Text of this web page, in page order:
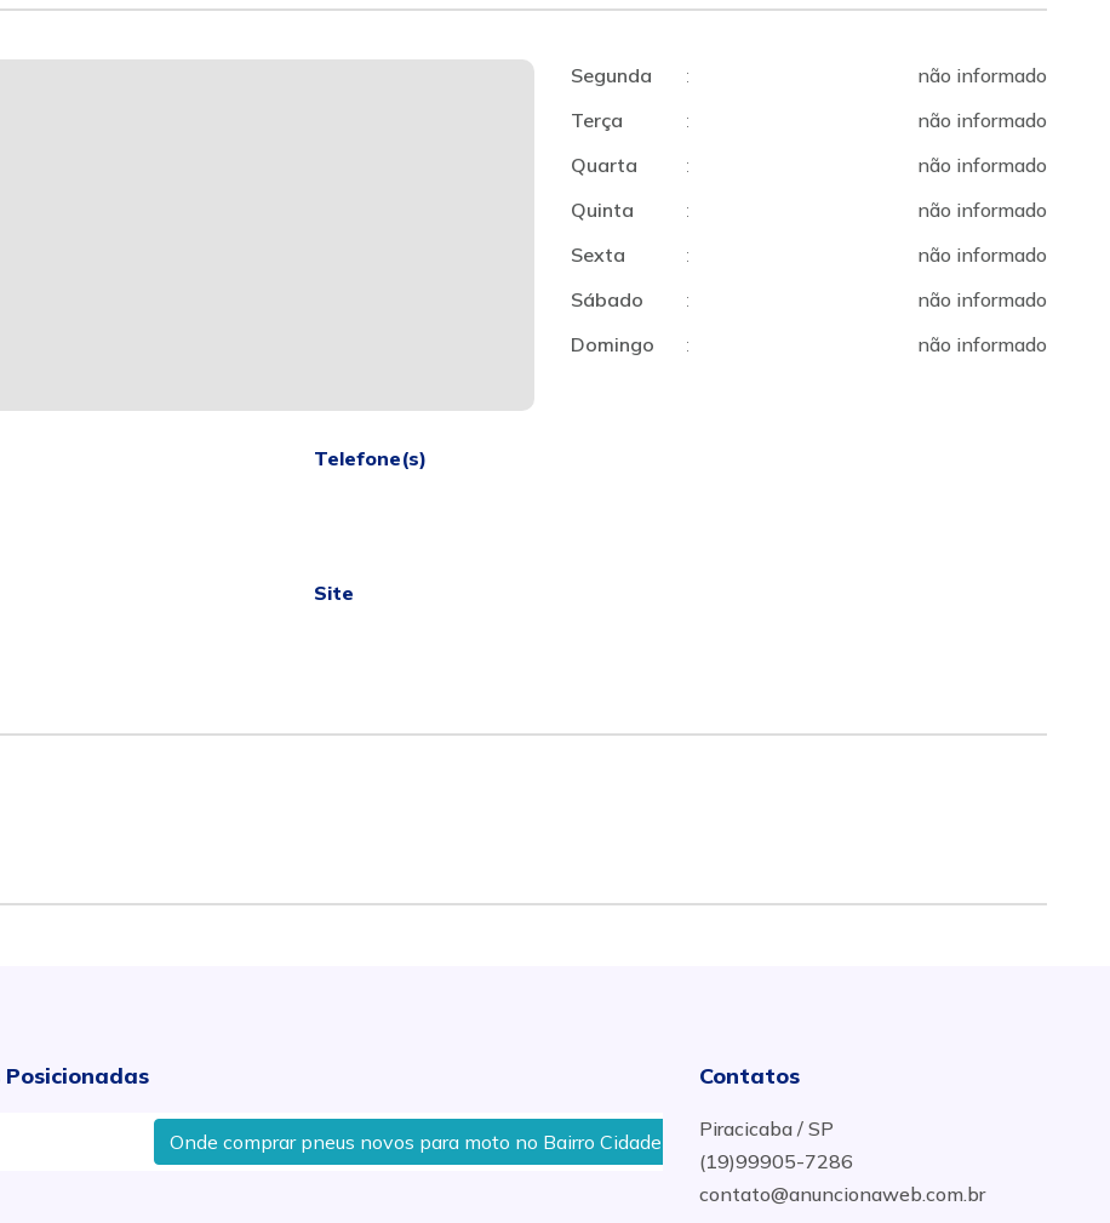
Segunda :
não informado
Terça
:
não informado
Quarta
:
não informado
Quinta
:
não informado
Sexta
:
não informado
Sábado
:
não informado
Domingo
: não informado
Telefone(s)
Site
Posicionadas
Onde comprar pneus novos para moto no Bairro Cidade Jardim em Piracicaba
Contatos
Piracicaba / SP
(19)99905-7286
contato@anuncionaweb.com.br